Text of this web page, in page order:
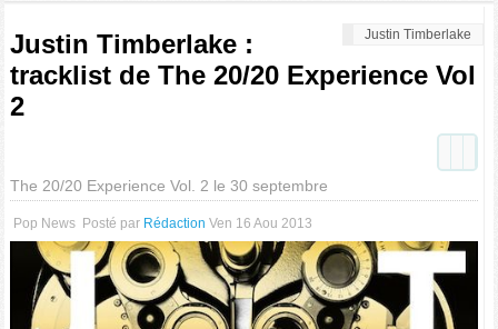
Justin Timberlake
Justin Timberlake :
tracklist de The 20/20 Experience Vol
2
The 20/20 Experience Vol. 2 le 30 septembre
Pop News Posté par Rédaction Ven 16 Aou 2013